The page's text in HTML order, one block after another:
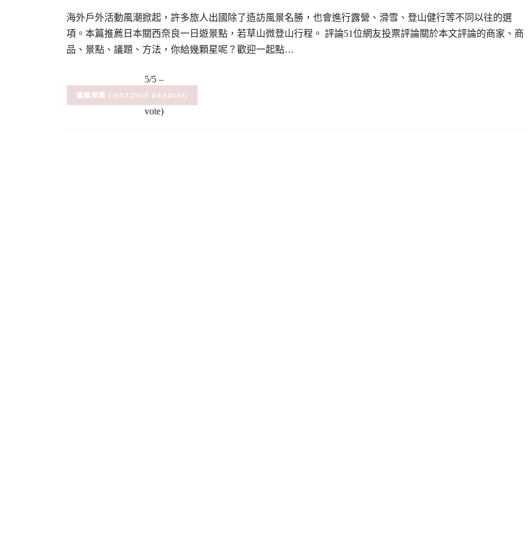
海外戶外活動風潮掀起，許多旅人出國除了造訪風景名勝，也會進行露營、滑雪、登山健行等不同以往的選
項。本篇推薦日本關西奈良一日遊景點，若草山微登山行程。 評論51位網友投票評論關於本文評論的商家、商
品、景點、議題、方法，你給幾顆星呢？歡迎一起點…
5/5 –
(1
vote)
CONTINUE READING